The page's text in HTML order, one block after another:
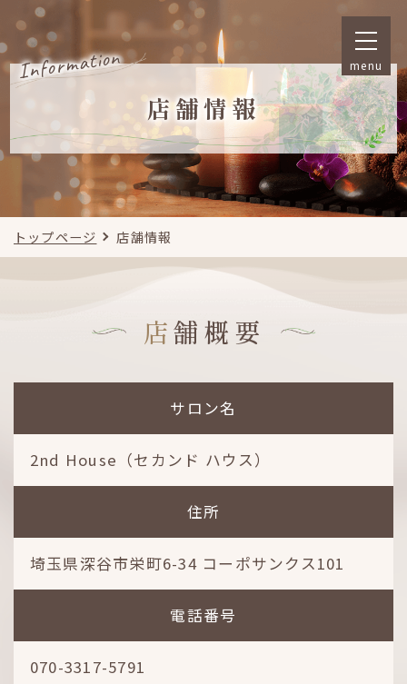
Information
店舗情報
menu
トップページ 店舗情報
店舗概要
サロン名
2nd House（セカンド ハウス）
住所
埼玉県深谷市栄町6-34 コーポサンクス101
電話番号
070-3317-5791